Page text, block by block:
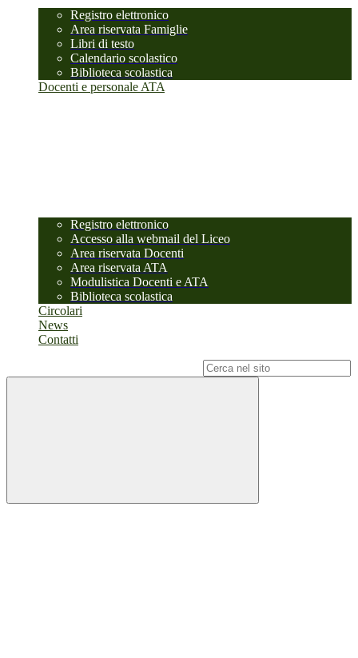
Registro elettronico
Area riservata Famiglie
Libri di testo
Calendario scolastico
Biblioteca scolastica
Docenti e personale ATA
Registro elettronico
Accesso alla webmail del Liceo
Area riservata Docenti
Area riservata ATA
Modulistica Docenti e ATA
Biblioteca scolastica
Circolari
News
Contatti